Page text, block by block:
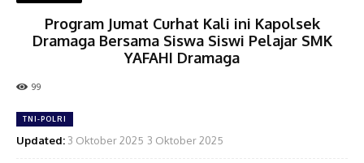
Program Jumat Curhat Kali ini Kapolsek
Dramaga Bersama Siswa Siswi Pelajar SMK
YAFAHI Dramaga
99
TNI-POLRI
Updated: 3 Oktober 2025 3 Oktober 2025